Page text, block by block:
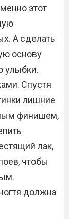
этот
А сделать
основу
улыбки.
Спустя
лишние
финишем,
лак,
чтобы
должна